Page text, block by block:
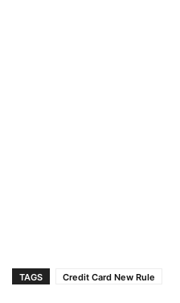
TAGS Credit Card New Rule